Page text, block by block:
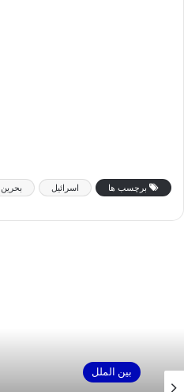
برچسب ها اسرائیل بحرین